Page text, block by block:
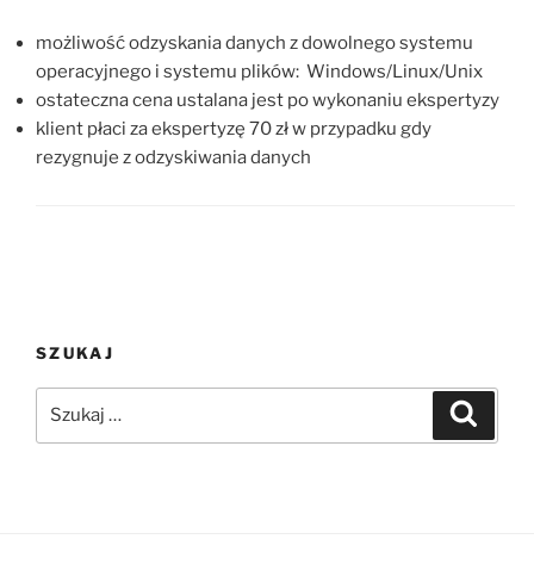
możliwość odzyskania danych z dowolnego systemu
operacyjnego i systemu plików: Windows/Linux/Unix
ostateczna cena ustalana jest po wykonaniu ekspertyzy
klient płaci za ekspertyzę 70 zł w przypadku gdy
rezygnuje z odzyskiwania danych
SZUKAJ